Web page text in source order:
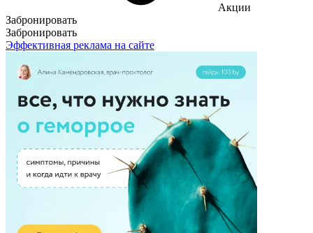
Акции
Забронировать
Забронировать
Эффективная реклама на сайте